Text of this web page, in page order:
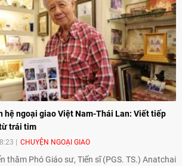
hệ ngoại giao Việt Nam-Thái Lan: Viết tiếp
trái tim
CHUYỆN NGOẠI GIAO
thăm Phó Giáo sư, Tiến sĩ (PGS. TS.) Anatchai